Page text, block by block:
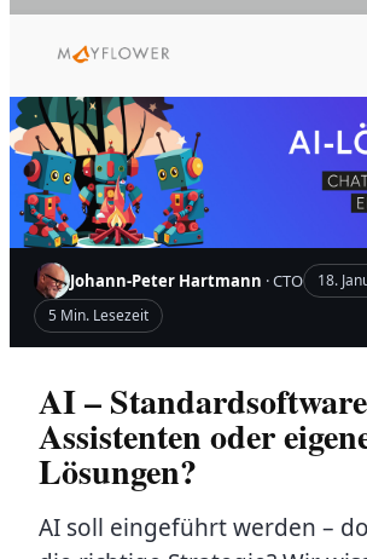
Inhalt
Johann-Peter Hartmann · CTO
18.
5 Min. Lesezeit
AI –
Assistenten oder
Lösungen?
AI soll eingeführt werden –